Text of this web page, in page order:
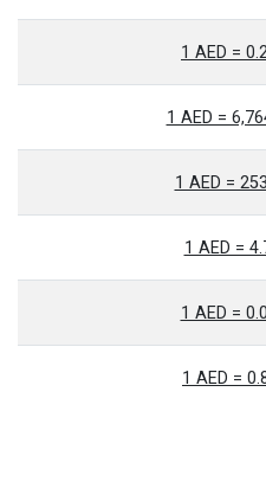
1 AED =
1 AED =
1 AED =
1 AED =
1 AED =
1 AED =